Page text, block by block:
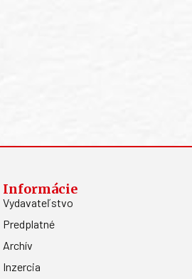
Informácie
Vydavateľstvo
Predplatné
Archív
Inzercia